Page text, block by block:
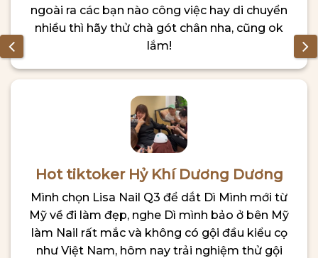
ngoài ra các bạn nào công việc hay di chuyển
nhiều thì hãy thử chà gót chân nha, cũng ok
lắm!
Hot tiktoker Hỷ Khí Dương Dương
Mình chọn Lisa Nail Q3 để dắt Dì Mình mới từ
Mỹ về đi làm đẹp, nghe Dì mình bảo ở bên Mỹ
làm Nail rất mắc và không có gội đầu kiểu cọ
như Việt Nam, hôm nay trải nghiệm thử gội